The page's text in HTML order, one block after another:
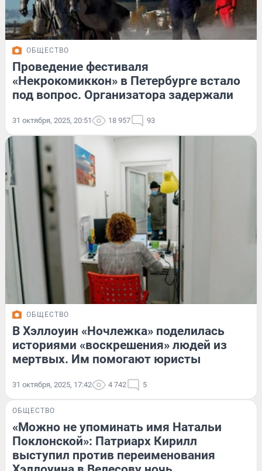
ОБЩЕСТВО
Проведение фестиваля
«Некрокомиккон» в Петербурге встало
под вопрос. Организатора задержали
31 октября, 2025, 20:51 18 957 93
ОБЩЕСТВО
В Хэллоуин «Ночлежка» поделилась
историями «воскрешения» людей из
мертвых. Им помогают юристы
31 октября, 2025, 17:42 4 742 5
ОБЩЕСТВО
«Можно не упоминать имя Натальи
Поклонской»: Патриарх Кирилл
выступил против переименования